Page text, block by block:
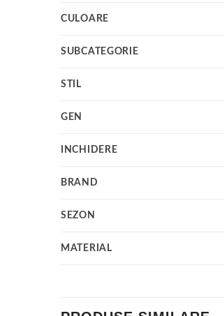
CULOARE
SUBCATEGORIE
STIL
GEN
INCHIDERE
BRAND
SEZON
MATERIAL